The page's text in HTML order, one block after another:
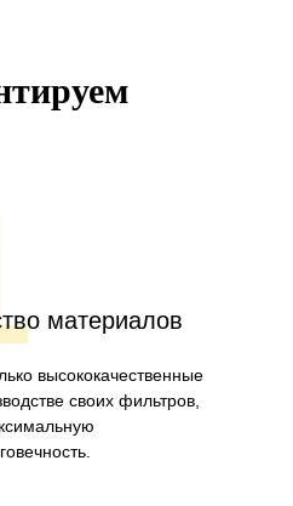
материалов
высококачественные
своих фильтров,